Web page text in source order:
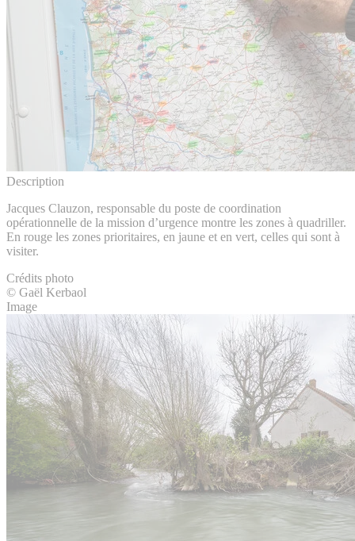
Description
Jacques Clauzon, responsable du poste de coordination
opérationnelle de la mission d’urgence montre les zones à quadriller.
En rouge les zones prioritaires, en jaune et en vert, celles qui sont à
visiter.
Crédits photo
© Gaël Kerbaol
Image